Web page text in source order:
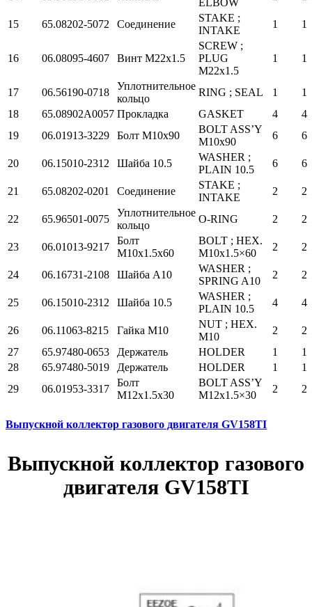
15 65.08202-5072 Соединение
STAKE ;
INTAKE
1 1
16 06.08095-4607 Винт М22х1.5
SCREW ;
PLUG
M22x1.5
1 1
17 06.56190-0718
Уплотнительное
кольцо
RING ; SEAL 1
1
18
65.08902A0057 Прокладка GASKET 4
4
19
06.01913-3229 Болт М10х90
BOLT ASS’Y
M10x90
6 6
20 06.15010-2312 Шайба 10.5
WASHER ;
PLAIN 10.5
6 6
21 65.08202-0201 Соединение
STAKE ;
INTAKE
2 2
22 65.96501-0075
Уплотнительное
кольцо
O-RING 2 2
23 06.01013-9217
Болт
М10х1.5х60
BOLT ; HEX.
M10x1.5×60
2 2
24 06.16731-2108 Шайба А10
WASHER ;
SPRING A10
2 2
25 06.15010-2312 Шайба 10.5
WASHER ;
PLAIN 10.5
4 4
26 06.11063-8215 Гайка М10
NUT ; HEX.
M10
2
2
27
65.97480-0653 Держатель HOLDER 1
1
28
65.97480-5019 Держатель HOLDER 1
1
29
06.01953-3317
Болт
М12х1.5х30
BOLT ASS’Y
M12x1.5×30
2 2
Выпускной коллектор газового двигателя GV158TI
Выпускной коллектор газового
двигателя GV158TI